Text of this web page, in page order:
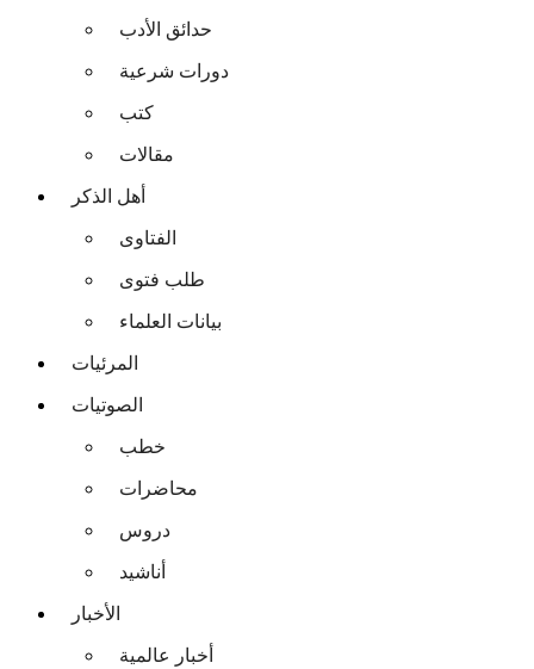
حدائق الأدب
دورات شرعية
كتب
مقالات
أهل الذكر
الفتاوى
طلب فتوى
بيانات العلماء
المرئيات
الصوتيات
خطب
محاضرات
دروس
أناشيد
الأخبار
أخبار عالمية